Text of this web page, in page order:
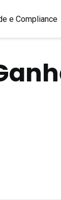
e Compliance